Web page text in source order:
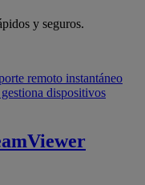
y seguros.
remoto instantáneo
dispositivos